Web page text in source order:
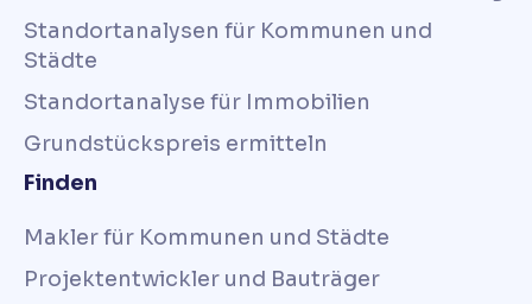
Standortanalysen für Kommunen und
Städte
Standortanalyse für Immobilien
Grundstückspreis ermitteln
Finden
Makler für Kommunen und Städte
Projektentwickler und Bauträger